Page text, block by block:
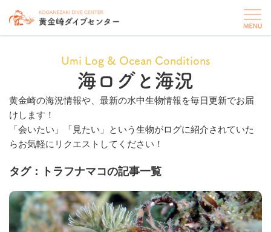
Umi Log & Ocean Conditions
海ログと海況
黄金崎の海況情報や、最新の水中生物情報を毎日更新でお届
けします！
「会いたい」「見たい」という生物がログに紹介されていた
らお気軽にリクエストしてください！
タグ：トラフナマコの記事一覧